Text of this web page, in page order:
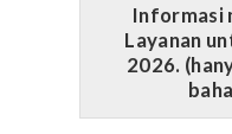
Informasi
Layanan
2026.